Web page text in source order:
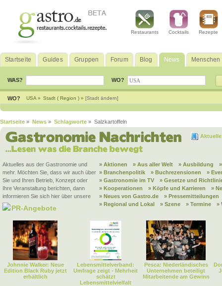
Restaurants Cocktails Rezepte
Startseite Guides Gruppen Forum Blog News Menschen
WAS? WO?
WO? USA » Stadt ( Region ) » [Stadt ändern]
Startseite » News » Schlagworte » Salzkartoffeln
Aktuelles aus der Gastronomie und
mehr. Möchten Sie, dass wir auch über
Sie und Ihren Betrieb, Konzept oder
Ihre Veranstaltung berichten, dann
informieren Sie sich hier über unsere
PR-Angebote
» Aktionen » Aus aller Welt » Ausbildung
» Branchenpolitik
» Buchrezensionen
»
» Gastronomie im TV
» Gesetze und
» Kooperationen
» Köpfe und Karrieren
»
» Neues von Gastro.de
» Pressemitteilungen
» Regional und Lokal
» Szene » Termine »
Johnnie Walker: Neue
Edition Black Ruby jetzt
erhältlich
Lebensmittelverband:
Umfrage zeigt - Mehrheit
schätzt
Lebensmittelvielfalt
Pesca: Niederländisches
Unternehmen beteiligt
Mitarbeitende am Gewinn